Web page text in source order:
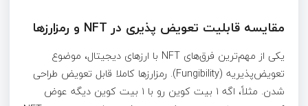
مقایسه قابلیت تعویض پذیری در NFT و رمزارزها
یکی از مهم‌ترین فرق‌های NFT با ارزهای دیجیتال، موضوع
تعویض‌پذیریه (Fungibility). رمزارزها کاملا قابل تعویض طراحی
شدن. مثلاً، اگه ۱ بیت کوین رو با ۱ بیت کوین دیگه عوض